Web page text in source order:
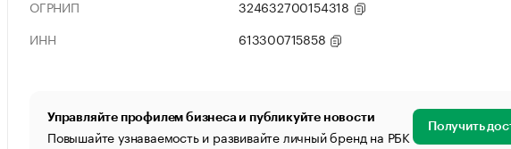
ОГРНИП
324632700154318
ИНН
613300715858
Управляйте профилем бизнеса и публикуйте новости
Повышайте узнаваемость и развивайте личный бренд на РБК Получить